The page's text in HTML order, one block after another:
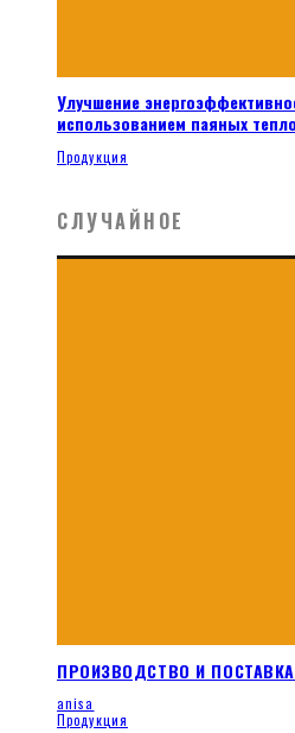
Улучшение
использованием паяных
Продукция
СЛУЧАЙНОЕ
ПРОИЗВОДСТВО И
anisa
Продукция